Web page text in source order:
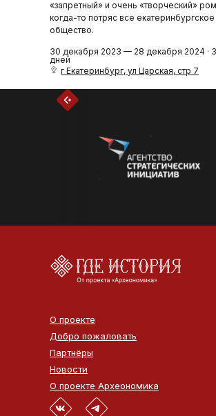
«запретный» и очень «творческий»
когда-то потряс все екатеринбургское
общество.
30 декабря 2023 — 28 декабря 2024 ·
дней
г Екатеринбург, ул Царская, стр 7
О проекте
Добро пожаловать
Партнёры
Новости
О проекте Археономика